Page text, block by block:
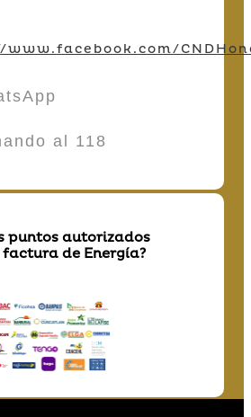
al 118
puntos autorizados
de Energía?